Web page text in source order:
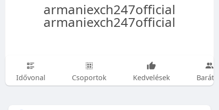
armaniexch247official
armaniexch247official
Idővonal Csoportok Kedvelések